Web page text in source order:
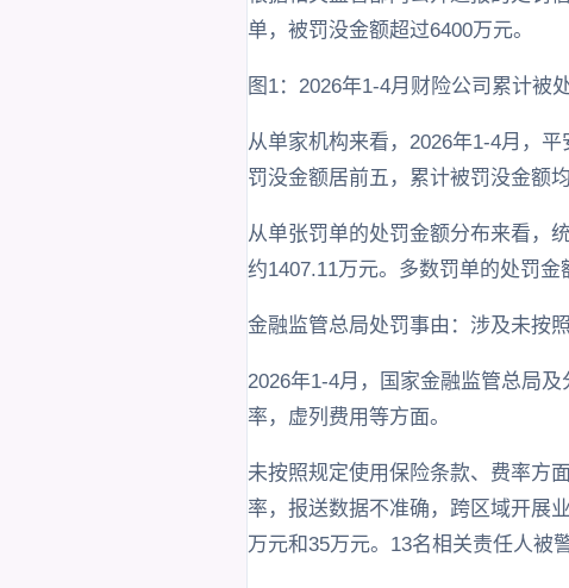
单，被罚没金额超过6400万元。
图1：2026年1-4月财险公司累计被
从单家机构来看，2026年1-4月，
罚没金额居前五，累计被罚没金额
从单张罚单的处罚金额分布来看，
约1407.11万元。多数罚单的处罚金
金融监管总局处罚事由：涉及未按
2026年1-4月，国家金融监管总局
率，虚列费用等方面。
未按照规定使用保险条款、费率方
率，报送数据不准确，跨区域开展
万元和35万元。13名相关责任人被